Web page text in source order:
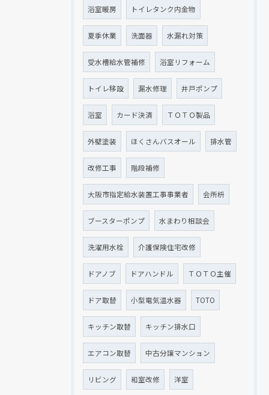
浴室暖房 トイレタンク内金物
夏季休業 洗面器 水漏れ対策
受水槽給水管補修 浴室リフォーム
トイレ移設 漏水修理 井戸ポンプ
浴室 カード決済 ＴＯＴＯ製品
外壁塗装 ほくさんバスオール 排水管
改修工事 階段補修
大阪市指定給水装置工事事業者 会所枡
ブースターポンプ 水まわり相談会
洗濯用水栓 介護保険住宅改修
ドアノブ ドアハンドル ＴＯＴＯ主催
ドア取替 小型電気温水器 TOTO
キッチン取替 キッチン排水口
エアコン取替 中古分譲マンション
リビング 和室改修 洋室